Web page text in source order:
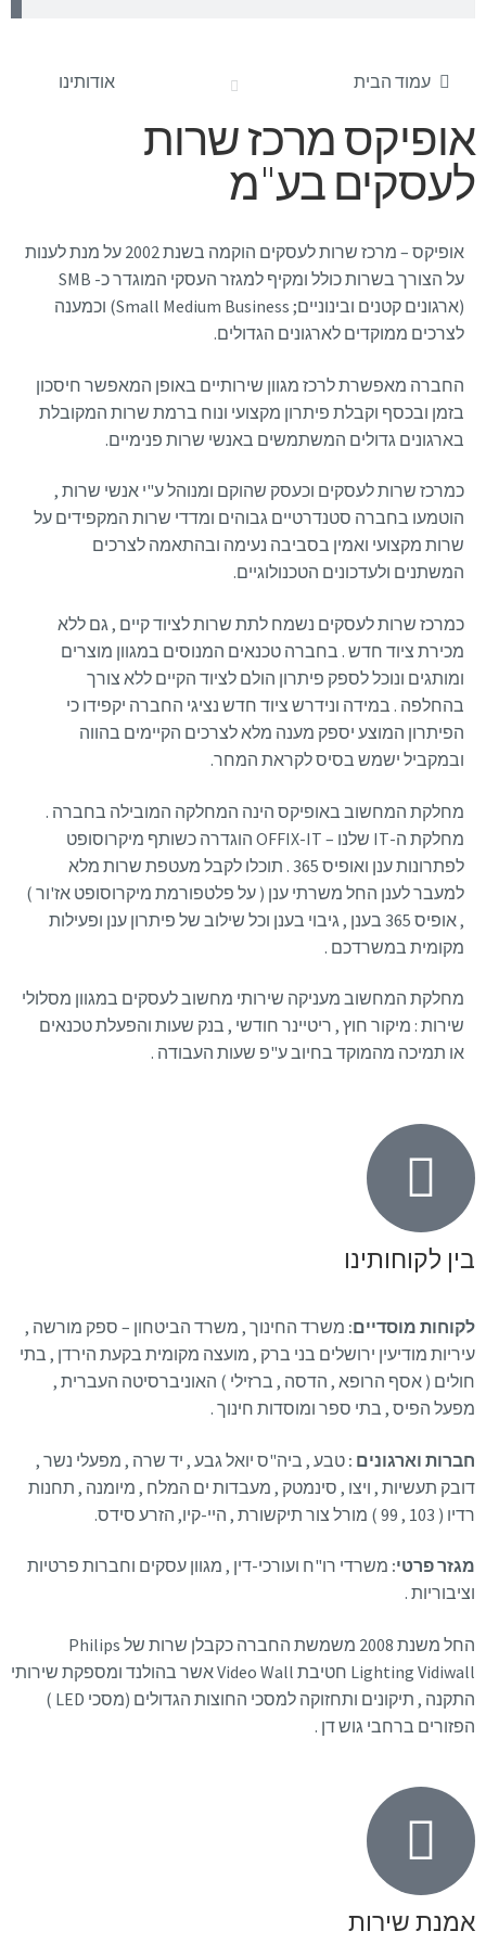
עמוד הבית אודותינו
אופיקס מרכז שרות
לעסקים בע"מ
אופיקס – מרכז שרות לעסקים הוקמה בשנת 2002 על מנת לענות
על הצורך בשרות כולל ומקיף למגזר העסקי המוגדר כ- SMB
(ארגונים קטנים ובינוניים; Small Medium Business) וכמענה
לצרכים ממוקדים לארגונים הגדולים.
החברה מאפשרת לרכז מגוון שירותיים באופן המאפשר חיסכון
בזמן ובכסף וקבלת פיתרון מקצועי ונוח ברמת שרות המקובלת
בארגונים גדולים המשתמשים באנשי שרות פנימיים.
כמרכז שרות לעסקים וכעסק שהוקם ומנוהל ע"י אנשי שרות ,
הוטמעו בחברה סטנדרטיים גבוהים ומדדי שרות המקפידים על
שרות מקצועי ואמין בסביבה נעימה ובהתאמה לצרכים
המשתנים ולעדכונים הטכנולוגיים.
כמרכז שרות לעסקים נשמח לתת שרות לציוד קיים , גם ללא
מכירת ציוד חדש . בחברה טכנאים המנוסים במגוון מוצרים
ומותגים ונוכל לספק פיתרון הולם לציוד הקיים ללא צורך
בהחלפה . במידה ונידרש ציוד חדש נציגי החברה יקפידו כי
הפיתרון המוצע יספק מענה מלא לצרכים הקיימים בהווה
ובמקביל ישמש בסיס לקראת המחר.
מחלקת המחשוב באופיקס הינה המחלקה המובילה בחברה .
מחלקת ה-IT שלנו – OFFIX-IT הוגדרה כשותף מיקרוסופט
לפתרונות ענן ואופיס 365 . תוכלו לקבל מעטפת שרות מלא
למעבר לענן החל משרתי ענן ( על פלטפורמת מיקרוסופט אז'ור )
, אופיס 365 בענן , גיבוי בענן וכל שילוב של פיתרון ענן ופעילות
מקומית במשרדכם .
מחלקת המחשוב מעניקה שירותי מחשוב לעסקים במגוון מסלולי
שירות : מיקור חוץ , ריטיינר חודשי , בנק שעות והפעלת טכנאים
או תמיכה מהמוקד בחיוב ע"פ שעות העבודה .
בין לקוחותינו
לקוחות מוסדיים: משרד החינוך , משרד הביטחון – ספק מורשה ,
עיריות מודיעין ירושלים בני ברק , מועצה מקומית בקעת הירדן , בתי
חולים ( אסף הרופא , הדסה , ברזילי ) האוניברסיטה העברית ,
מפעל הפיס , בתי ספר ומוסדות חינוך .
חברות וארגונים : טבע , ביה"ס יואל גבע , יד שרה , מפעלי נשר ,
דובק תעשיות , ויצו , סינמטק , מעבדות ים המלח , מיומנה , תחנות
רדיו ( 103 , 99 ) מורל צור תיקשורת , היי-קיו, הזרע סידס.
מגזר פרטי: משרדי רו"ח ועורכי-דין , מגוון עסקים וחברות פרטיות
וציבוריות .
החל משנת 2008 משמשת החברה כקבלן שרות של Philips
Lighting Vidiwall חטיבת Video Wall אשר בהולנד ומספקת שירותי
התקנה , תיקונים ותחזוקה למסכי החוצות הגדולים (מסכי LED )
הפזורים ברחבי גוש דן .
אמנת שירות